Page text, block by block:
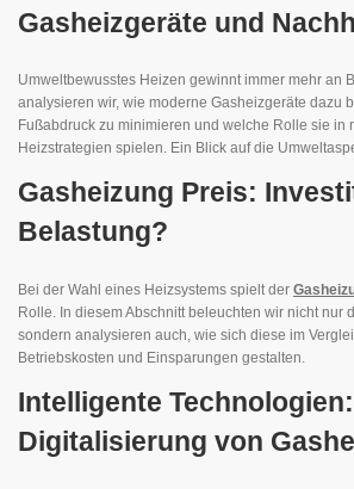
Gasheizgeräte und
Umweltbewusstes Heizen gewinnt immer mehr an
analysieren wir, wie moderne Gasheizgeräte dazu
Fußabdruck zu minimieren und welche Rolle sie in
Heizstrategien spielen. Ein Blick auf die
Gasheizung Preis:
Belastung?
Bei der Wahl eines Heizsystems spielt der
Rolle. In diesem Abschnitt beleuchten wir nicht nur
sondern analysieren auch, wie sich diese im
Betriebskosten und Einsparungen gestalten.
Intelligente
Digitalisierung von